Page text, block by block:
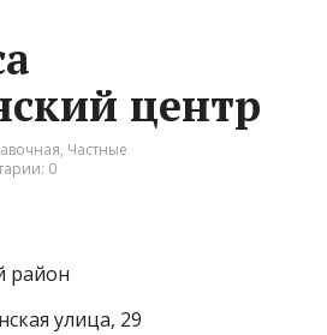
центр
, Частные
0
район
улица, 29